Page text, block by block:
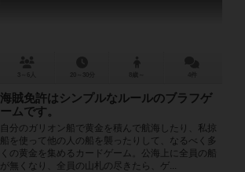
海賊免許はシンプルなルールのブラフゲ
ームです。
自分のガリオン船で黄金を積んで航海したり、私掠
船を使って他の人の船を襲ったりして、なるべく多
くの黄金を集めるカードゲーム。公海上に全員の船
が無くなり、全員の山札の尽きたら、ゲ...